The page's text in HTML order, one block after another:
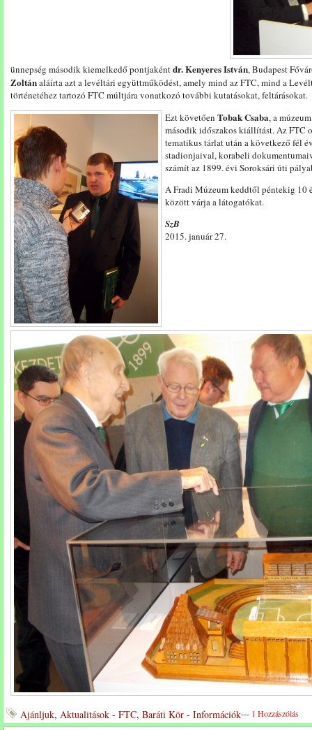
ünnepség második kiemelkedő pontjakéntdr. Kenyeres István, Budapest
Zoltánaláírta azt a levéltári együttműködést, amely mind az FTC, mind a
történetéhez tartozó FTC múltjára vonatkozó további kutatásokat, feltárásokat.
Ezt követően Tobak Csaba, a
második időszakos kiállítást. Az FTC
tematikus tárlat után a következő fél
stadionjaival, korabeli
számít az 1899. évi Soroksári úti
A Fradi Múzeum keddtől péntekig 10
között várja a látogatókat.
SzB
2015. január 27.
Ajánljuk, Aktualitások - FTC, Baráti Kör - Információk--- 1 Hozzászólás